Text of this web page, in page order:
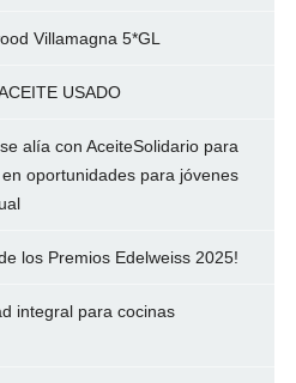
Villamagna 5*GL
USADO
alía con AceiteSolidario para
oportunidades para jóvenes
los Premios Edelweiss 2025!
integral para cocinas